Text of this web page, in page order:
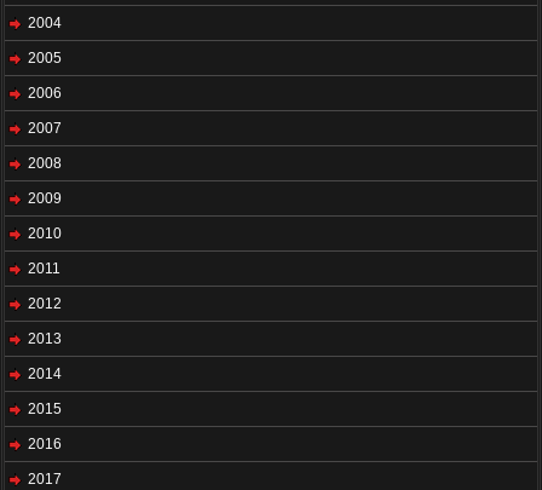
2004
2005
2006
2007
2008
2009
2010
2011
2012
2013
2014
2015
2016
2017